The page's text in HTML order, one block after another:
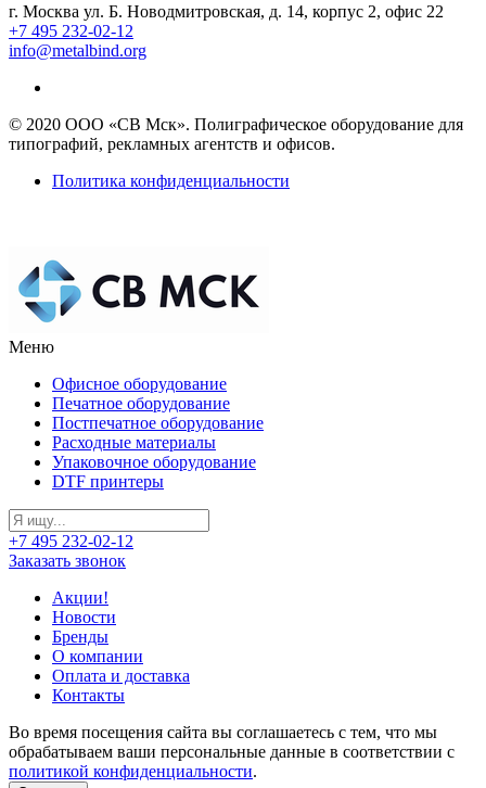
г. Москва ул. Б. Новодмитровская, д. 14, корпус 2, офис 22
+7 495 232-02-12
info@metalbind.org
© 2020 ООО «СВ Мск». Полиграфическое оборудование для
типографий, рекламных агентств и офисов.
Политика конфиденциальности
Меню
Офисное оборудование
Печатное оборудование
Постпечатное оборудование
Расходные материалы
Упаковочное оборудование
DTF принтеры
+7 495 232-02-12
Заказать звонок
Акции!
Новости
Бренды
О компании
Оплата и доставка
Контакты
Во время посещения сайта вы соглашаетесь с тем, что мы
обрабатываем ваши персональные данные в соответствии с
политикой конфиденциальности.